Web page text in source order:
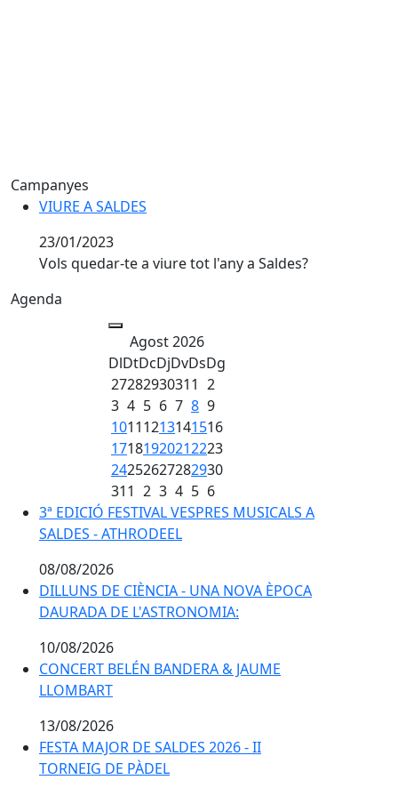
Campanyes
VIURE A SALDES
VIURE A SALDES
23/01/2023
Vols quedar-te a viure tot l'any a Saldes?
Agenda
Agost 2026
DlDtDcDjDvDsDg
2728293031 1 2
3 4 5 6 7 8 9
1011 1213141516
17181920212223
24252627282930
31 1 2 3 4 5 6
3ª EDICIÓ FESTIVAL VESPRES MUSICALS A SALDES -
3ª EDICIÓ FESTIVAL VESPRES MUSICALS A
SALDES - ATHRODEEL
08/08/2026
DILLUNS DE CIÈNCIA - UNA NOVA ÈPOCA DAURADA
DILLUNS DE CIÈNCIA - UNA NOVA ÈPOCA
DAURADA DE L'ASTRONOMIA:
10/08/2026
CONCERT BELÉN BANDERA & JAUME LLOMBART
CONCERT BELÉN BANDERA & JAUME
LLOMBART
13/08/2026
FESTA MAJOR DE SALDES 2026 - II TORNEIG DE PÀDEL
FESTA MAJOR DE SALDES 2026 - II
TORNEIG DE PÀDEL